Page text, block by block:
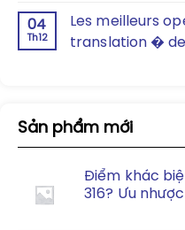
04
Th12
Les meilleurs
translation �
Sản phẩm mới
Điểm khác
316? Ưu